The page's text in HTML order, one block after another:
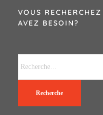
VOUS
AVEZ BESOIN?
Recherche